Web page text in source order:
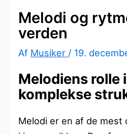
Melodi og
verden
Af Musiker / 19.
Melodiens rolle
komplekse
Melodi er en af de